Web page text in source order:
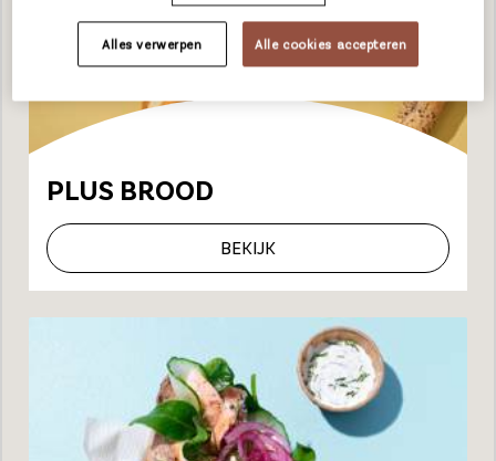
PLUS BROOD
BEKIJK
Alles verwerpen Alle cookies accepteren